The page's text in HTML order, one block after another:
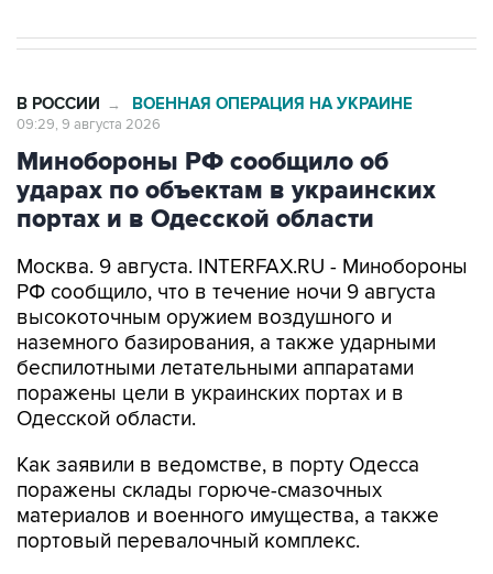
В РОССИИ → ВОЕННАЯ ОПЕРАЦИЯ НА УКРАИНЕ
09:29, 9 августа 2026
Минобороны РФ сообщило об
ударах по объектам в украинских
портах и в Одесской области
Москва. 9 августа. INTERFAX.RU - Минобороны
РФ сообщило, что в течение ночи 9 августа
высокоточным оружием воздушного и
наземного базирования, а также ударными
беспилотными летательными аппаратами
поражены цели в украинских портах и в
Одесской области.
Как заявили в ведомстве, в порту Одесса
поражены склады горюче-смазочных
материалов и военного имущества, а также
портовый перевалочный комплекс.